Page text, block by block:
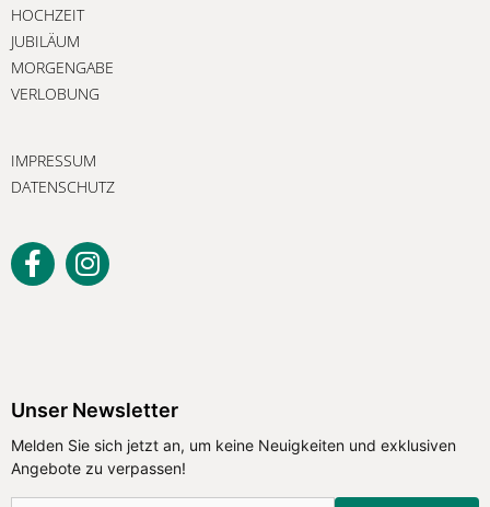
HOCHZEIT
JUBILÄUM
MORGENGABE
VERLOBUNG
IMPRESSUM
DATENSCHUTZ
Unser Newsletter
Melden Sie sich jetzt an, um keine Neuigkeiten und exklusiven
Angebote zu verpassen!